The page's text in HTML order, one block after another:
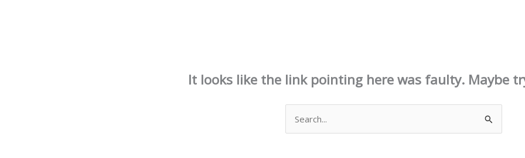
It looks like the link pointing here was faulty. Maybe
for: